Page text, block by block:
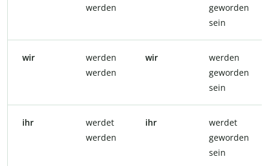
werden
geworden
sein
wir
werden
werden
wir
werden
geworden
sein
ihr
werdet
werden
ihr
werdet
geworden
sein